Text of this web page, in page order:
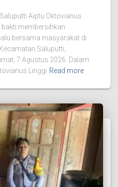
Aiptu Oktovianus
membersihkan
bersama masyarakat di
Saluputti,
7 Agustus 2026. Dalam
Linggi Read more